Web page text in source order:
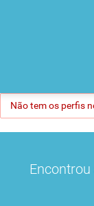
Não tem os perfis